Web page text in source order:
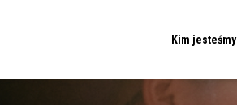
Kim jesteśmy